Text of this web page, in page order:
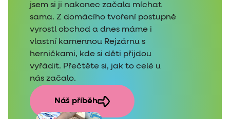
jsem si ji nakonec začala míchat
sama. Z domácího tvoření postupně
vyrostl obchod a dnes máme i
vlastní kamennou Rejzárnu s
herničkami, kde si děti přijdou
vyřádit. Přečtěte si, jak to celé u
nás začalo.
Náš příběh